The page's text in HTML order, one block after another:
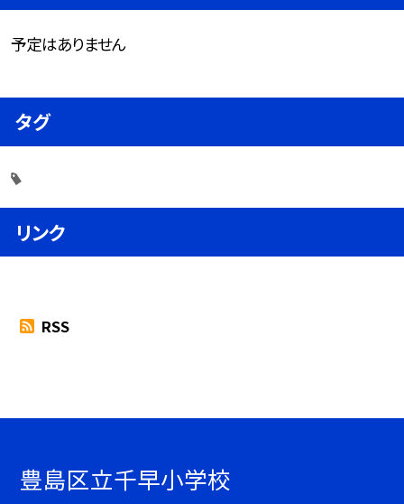
予定はありません
タグ
リンク
RSS
豊島区立千早小学校